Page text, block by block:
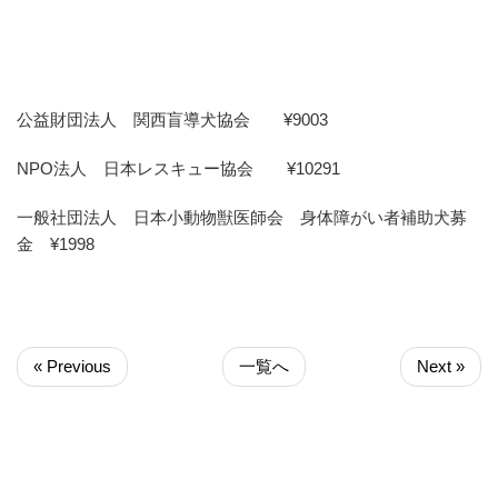
公益財団法人 関西盲導犬協会 ¥9003
NPO法人 日本レスキュー協会 ¥10291
一般社団法人 日本小動物獣医師会 身体障がい者補助犬募
金 ¥1998
« Previous 一覧へ Next »